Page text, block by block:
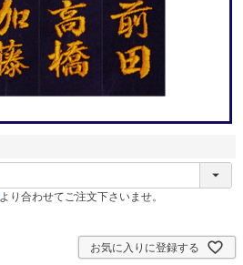
より合わせてご注文下さいませ。
お気に入りに登録する